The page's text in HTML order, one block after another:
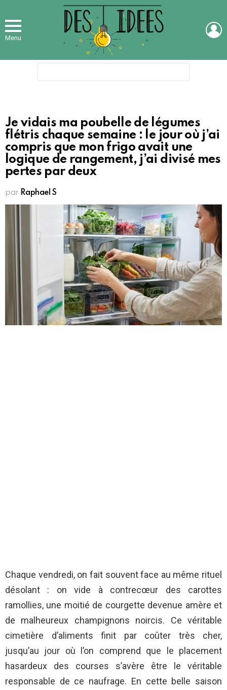
Menu
Je vidais ma poubelle de légumes
flétris chaque semaine : le jour où j’ai
compris que mon frigo avait une
logique de rangement, j’ai divisé mes
pertes par deux
par Raphael S
Chaque vendredi, on fait souvent face au même rituel
désolant : on vide à contrecœur des carottes
ramollies, une moitié de courgette devenue amère et
de malheureux champignons noircis. Ce véritable
cimetière d’aliments finit par coûter très cher,
jusqu’au jour où l’on comprend que le placement
hasardeux des courses s’avère être le véritable
responsable de ce naufrage. En cette belle saison